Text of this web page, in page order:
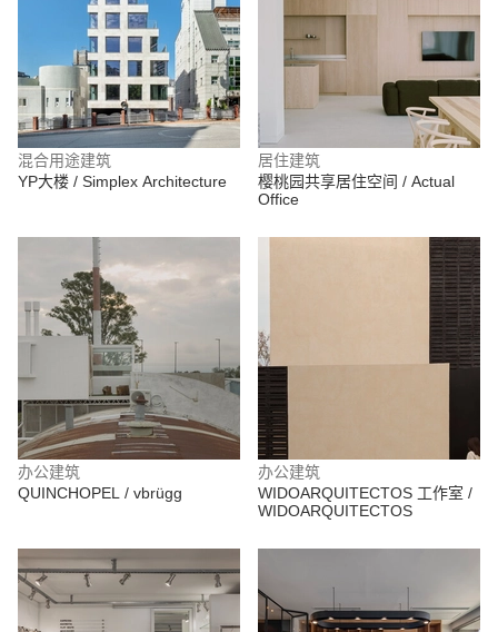
混合用途建筑
YP大楼 / Simplex Architecture
居住建筑
樱桃园共享居住空间 / Actual
Office
办公建筑
QUINCHOPEL / vbrügg
办公建筑
WIDOARQUITECTOS 工作室 /
WIDOARQUITECTOS